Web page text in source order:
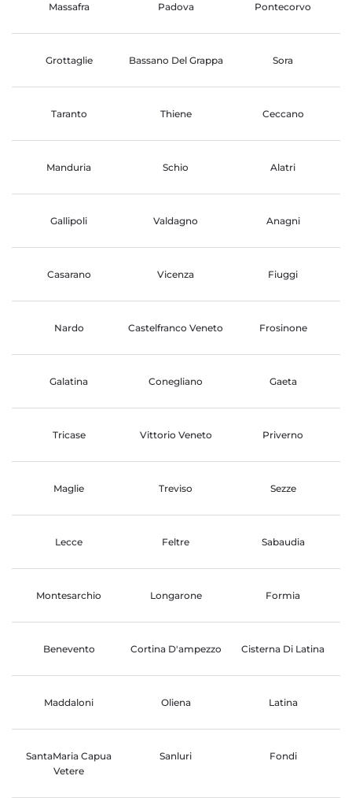
Massafra Padova Pontecorvo
Grottaglie Bassano Del Grappa Sora
Taranto Thiene Ceccano
Manduria Schio Alatri
Gallipoli Valdagno Anagni
Casarano Vicenza Fiuggi
Nardo Castelfranco Veneto Frosinone
Galatina Conegliano Gaeta
Tricase Vittorio Veneto Priverno
Maglie Treviso Sezze
Lecce Feltre Sabaudia
Montesarchio Longarone Formia
Benevento Cortina D'ampezzo Cisterna Di Latina
Maddaloni Oliena Latina
SantaMaria Capua
Vetere
Sanluri Fondi